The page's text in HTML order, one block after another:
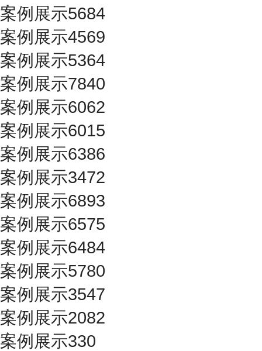
案例展示5684
案例展示4569
案例展示5364
案例展示7840
案例展示6062
案例展示6015
案例展示6386
案例展示3472
案例展示6893
案例展示6575
案例展示6484
案例展示5780
案例展示3547
案例展示2082
案例展示330